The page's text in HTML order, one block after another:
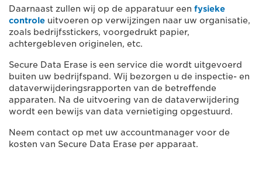
Daarnaast zullen wij op de apparatuur een fysieke
controle uitvoeren op verwijzingen naar uw organisatie,
zoals bedrijfsstickers, voorgedrukt papier,
achtergebleven originelen, etc.
Secure Data Erase is een service die wordt uitgevoerd
buiten uw bedrijfspand. Wij bezorgen u de inspectie- en
dataverwijderingsrapporten van de betreffende
apparaten. Na de uitvoering van de dataverwijdering
wordt een bewijs van data vernietiging opgestuurd.
Neem contact op met uw accountmanager voor de
kosten van Secure Data Erase per apparaat.